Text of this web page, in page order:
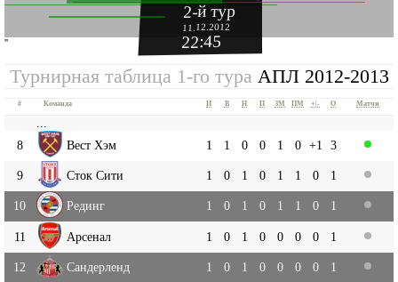
2-й тур
11.12.2012
22:45
''
Турнирная таблица 1-го тура АПЛ 2012-2013
# Команда И В Н П ЗМ ПМ +|- О Матчи
8
Вест Хэм 1 1 0 0 1 0 +1 3
9 Сток Сити 1 0 1 0 1 1 0 1
10 Рединг 1 0 1 0 1 1 0 1
11 Арсенал 1 0 1 0 0 0 0 1
12 Сандерленд 1 0 1 0 0 0 0 1